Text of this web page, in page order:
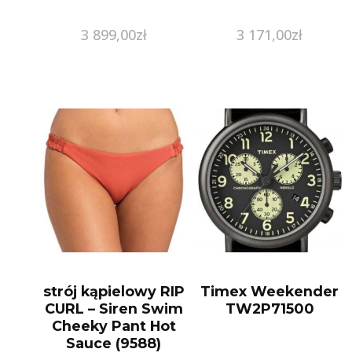
3 899,00zł 3 171,00zł
strój kąpielowy RIP
CURL – Siren Swim
Cheeky Pant Hot
Sauce (9588)
Timex Weekender
TW2P71500